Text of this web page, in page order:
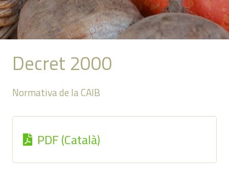
Decret 2000
Normativa de la CAIB
PDF (Català)